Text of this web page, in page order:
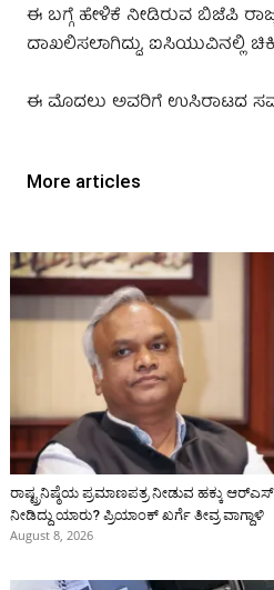
ಈ ಬಗ್ಗೆ ಹೇಳಿಕೆ ನೀಡಿರುವ ಬಿಜೆಪಿ
ದಾಖಲಿಸಲಾಗಿದ್ದು, ಐಸಿಯುವಿನಲ್ಲಿ
ಈ ಮೊದಲು ಅವರಿಗೆ ಉಸಿರಾಟದ
More articles
ರಾಷ್ಟ್ರನಿಷ್ಠೆಯ ಪ್ರಮಾಣಪತ್ರ ನೀಡುವ ಹಕ್ಕು
ನೀಡಿದ್ದು ಯಾರು? ಪ್ರಿಯಾಂಕ್ ಖರ್ಗೆ ತೀವ್ರ ವಾಗ್ದಾಳಿ
August 8, 2026